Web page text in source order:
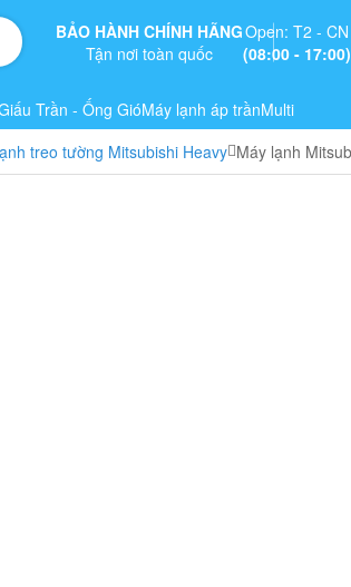
BẢO HÀNH CHÍNH HÃNG
Tận nơi toàn quốc
Open: T2 - CN
(08:00 - 17:00)
Trần - Ống GióMáy lạnh áp trầnMulti
treo tường Mitsubishi Heavy Máy lạnh